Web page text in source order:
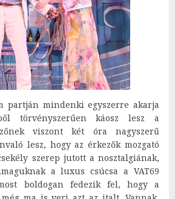
partján mindenki egyszerre akarja
törvényszerűen káosz lesz a
viszont két óra nagyszerű
lesz, hogy az érkezők mozgató
szerep jutott a nosztalgiának,
a luxus csúcsa a VAT69
boldogan fedezik fel, hogy a